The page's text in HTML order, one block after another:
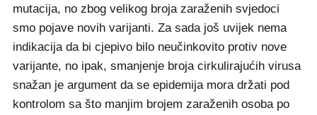
mutacija, no zbog velikog broja zaraženih svjedoci
smo pojave novih varijanti. Za sada još uvijek nema
indikacija da bi cjepivo bilo neučinkovito protiv nove
varijante, no ipak, smanjenje broja cirkulirajućih virusa
snažan je argument da se epidemija mora držati pod
kontrolom sa što manjim brojem zaraženih osoba po